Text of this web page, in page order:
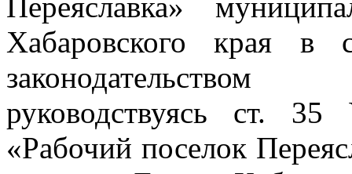
Переяславка»
Хабаровского края в
руководствуясь ст. 35
«Рабочий поселок